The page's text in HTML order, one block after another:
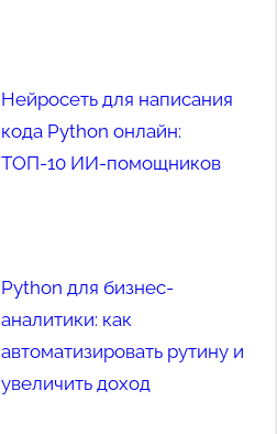
Нейросеть для написания
кода Python онлайн:
ТОП-10 ИИ-помощников
Python для бизнес-
аналитики: как
автоматизировать рутину и
увеличить доход